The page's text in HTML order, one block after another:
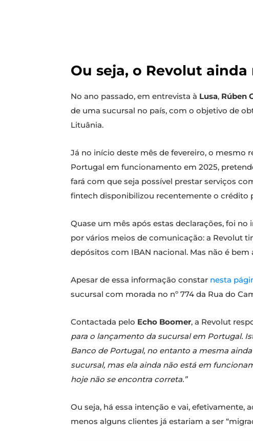
Ou seja, o Revolut
No ano passado, em entrevista à Lusa, Rúben
de uma sucursal no país, com o objetivo de
Lituânia.
Já no início deste mês de fevereiro, o mesmo
Portugal em funcionamento em 2025,
fará com que seja possível prestar serviços
fintech disponibilizou recentemente o crédito
Quase um mês após estas declarações, foi
por vários meios de comunicação: a Revolut
depósitos com IBAN nacional. Mas não é bem
Apesar de essa informação constar nesta
sucursal com morada no nº 774 da Rua do
Contactada pelo Echo Boomer, a Revolut
para o lançamento da sucursal em Portugal.
Banco de Portugal, no entanto a mesma
sucursal, mas ela ainda não está em
hoje não se encontra correta.”
Ou seja, há essa intenção e vai, efetivamente,
menos alguns clientes já estariam a ser